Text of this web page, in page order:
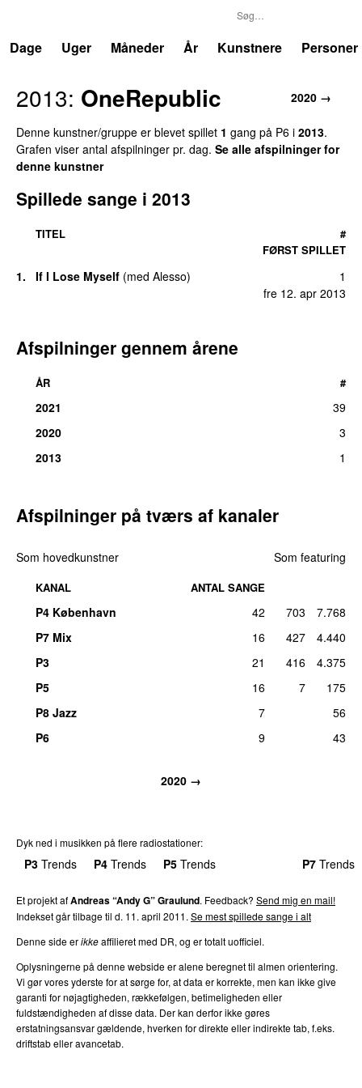
Dage
Uger Måneder År Kunstnere Personer
2020 →
2013: OneRepublic
Denne kunstner/gruppe er blevet spillet 1 gang på P6 i 2013.
Grafen viser antal afspilninger pr. dag. Se alle afspilninger for
denne kunstner
Spillede sange i 2013
TITEL
FØRST SPILLET
#
1. If I Lose Myself (med Alesso)
fre 12. apr 2013
1
Afspilninger gennem årene
ÅR #
2021
39
2020
3
2013
1
Afspilninger på tværs af kanaler
Som hovedkunstner Som featuring
KANAL ANTAL SANGE
P4 København 42 703
7.768
P7 Mix
16 427
4.440
P3
21 416
4.375
P5
16 7
175
P8 Jazz
7
56
P6
9 43
2020 →
Dyk ned i musikken på flere radiostationer:
P3 Trends P4 Trends P5 Trends P7 Trends
Et projekt afAndreas “Andy G” Graulund. Feedback? Send mig en mail!
Indekset går tilbage til d. 11. april 2011. Se mest spillede sange i alt
Denne side erikkeaffilieret med DR, og er totalt uofficiel.
Oplysningerne på denne webside er alene beregnet til almen orientering.
Vi gør vores yderste for at sørge for, at data er korrekte, men kan ikke give
garanti for nøjagtigheden, rækkefølgen, betimeligheden eller
fuldstændigheden af disse data. Der kan derfor ikke gøres
erstatningsansvar gældende, hverken for direkte eller indirekte tab, f.eks.
driftstab eller avancetab.